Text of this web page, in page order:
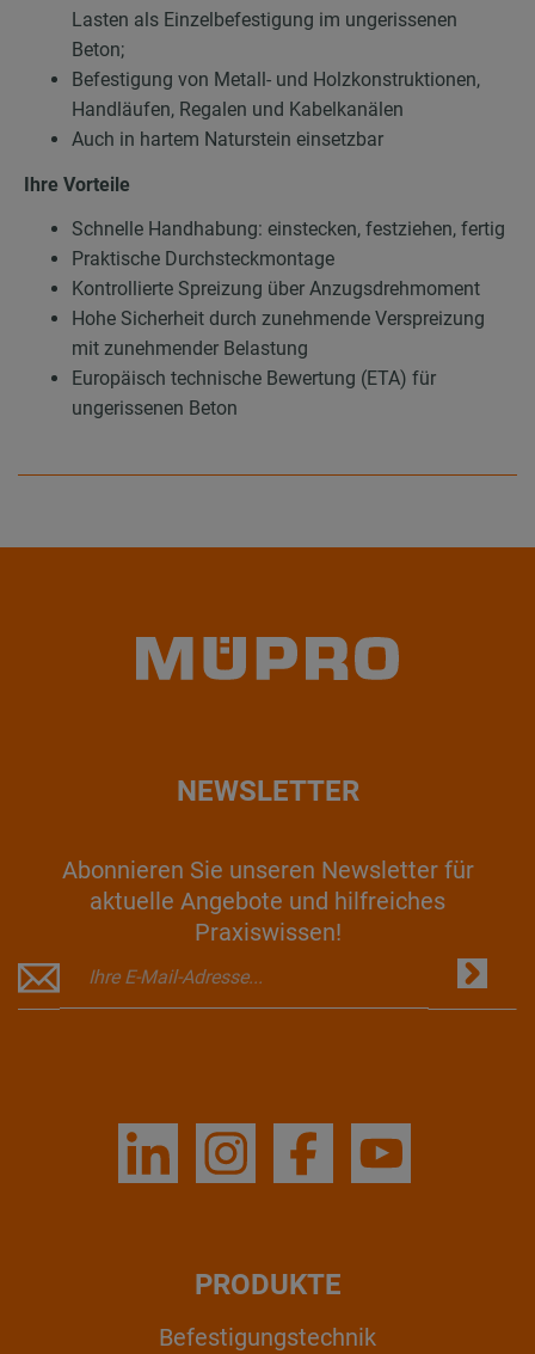
Lasten als Einzelbefestigung im ungerissenen
Beton;
Befestigung von Metall- und Holzkonstruktionen,
Handläufen, Regalen und Kabelkanälen
Auch in hartem Naturstein einsetzbar
Ihre Vorteile
Schnelle Handhabung: einstecken, festziehen, fertig
Praktische Durchsteckmontage
Kontrollierte Spreizung über Anzugsdrehmoment
Hohe Sicherheit durch zunehmende Verspreizung
mit zunehmender Belastung
Europäisch technische Bewertung (ETA) für
ungerissenen Beton
NEWSLETTER
Abonnieren Sie unseren Newsletter für
aktuelle Angebote und hilfreiches
Praxiswissen!
PRODUKTE
Befestigungstechnik